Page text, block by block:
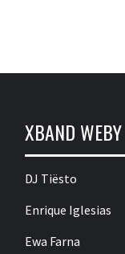
XBAND WEBY
DJ Tiësto
Enrique Iglesias
Ewa Farna